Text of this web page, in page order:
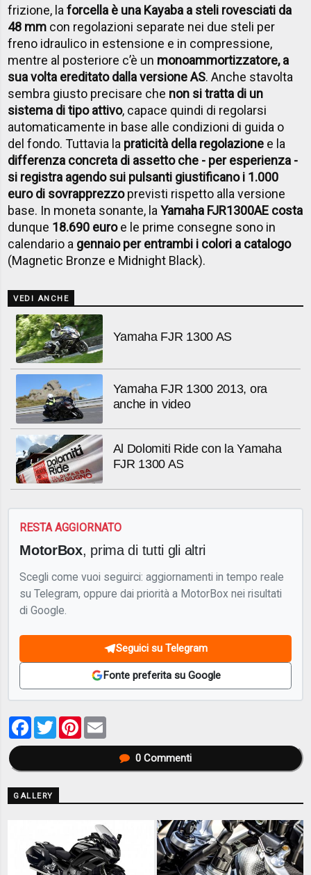
frizione, laforcella è una Kayaba a steli rovesciati da
48 mm con regolazioni separate nei due steli per
freno idraulico in estensione e in compressione,
mentre al posteriore c’è un monoammortizzatore, a
sua volta ereditato dalla versione AS. Anche stavolta
sembra giusto precisare che non si tratta di un
sistema di tipo attivo, capace quindi di regolarsi
automaticamente in base alle condizioni di guida o
del fondo. Tuttavia la praticità della regolazione e la
differenza concreta di assetto che - per esperienza -
si registra agendo sui pulsanti giustificano i 1.000
euro di sovrapprezzoprevisti rispetto alla versione
base. In moneta sonante, laYamaha FJR1300AE costa
dunque 18.690 euroe le prime consegne sono in
calendario a gennaio per entrambi i colori a catalogo
(Magnetic Bronze e Midnight Black).
VEDI ANCHE
Yamaha FJR 1300 AS
Yamaha FJR 1300 2013, ora
anche in video
Al Dolomiti Ride con la Yamaha
FJR 1300 AS
RESTA AGGIORNATO
MotorBox, prima di tutti gli altri
Scegli come vuoi seguirci: aggiornamenti in tempo reale
su Telegram, oppure dai priorità a MotorBox nei risultati
di Google.
Seguici su Telegram
Fonte preferita su Google
Facebook
TwitterPinterest
0Commenti
GALLERY